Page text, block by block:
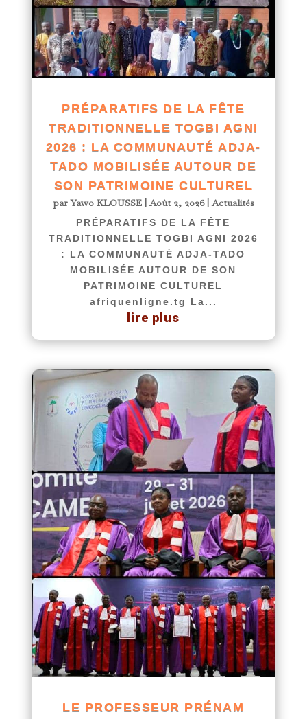
PRÉPARATIFS DE LA FÊTE
TRADITIONNELLE TOGBI AGNI
2026 : LA COMMUNAUTÉ ADJA-
TADO MOBILISÉE AUTOUR DE
SON PATRIMOINE CULTUREL
parYawo KLOUSSE|Août 2, 2026|Actualités
PRÉPARATIFS DE LA FÊTE
TRADITIONNELLE TOGBI AGNI 2026
: LA COMMUNAUTÉ ADJA-TADO
MOBILISÉE AUTOUR DE SON
PATRIMOINE CULTUREL
afriquenligne.tg La...
lire plus
LE PROFESSEUR PRÉNAM